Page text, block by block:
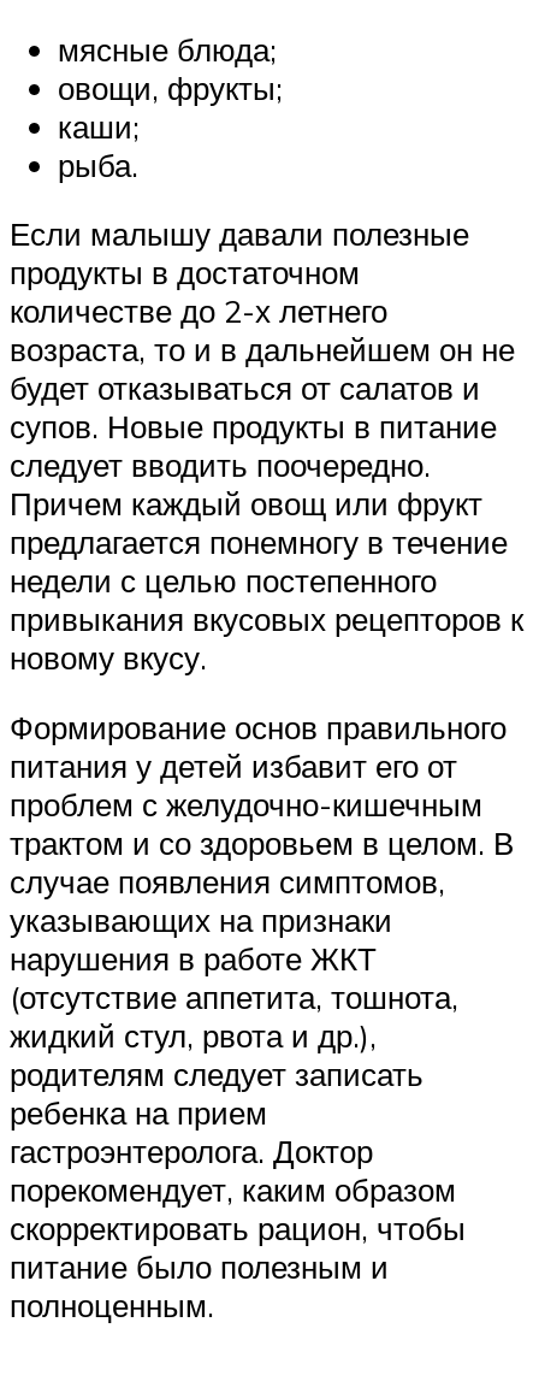
мясные блюда;
овощи, фрукты;
каши;
рыба.
Если малышу давали полезные
продукты в достаточном
количестве до 2-х летнего
возраста, то и в дальнейшем он не
будет отказываться от салатов и
супов. Новые продукты в питание
следует вводить поочередно.
Причем каждый овощ или фрукт
предлагается понемногу в течение
недели с целью постепенного
привыкания вкусовых рецепторов к
новому вкусу.
Формирование основ правильного
питания у детей избавит его от
проблем с желудочно-кишечным
трактом и со здоровьем в целом. В
случае появления симптомов,
указывающих на признаки
нарушения в работе ЖКТ
(отсутствие аппетита, тошнота,
жидкий стул, рвота и др.),
родителям следует записать
ребенка на прием
гастроэнтеролога. Доктор
порекомендует, каким образом
скорректировать рацион, чтобы
питание было полезным и
полноценным.